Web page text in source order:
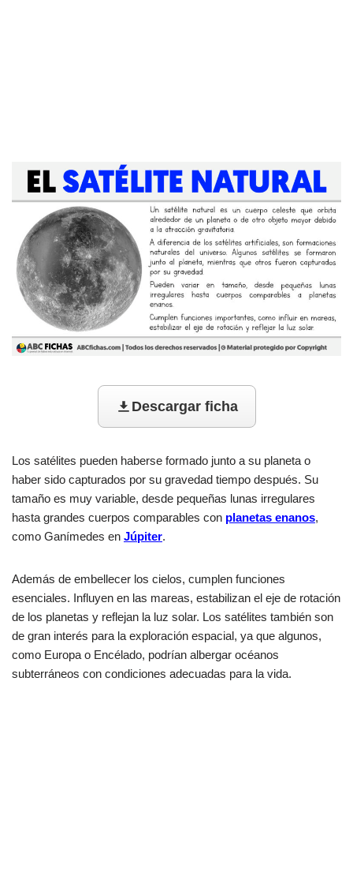
Descargar ficha
Los satélites pueden haberse formado junto a su planeta o
haber sido capturados por su gravedad tiempo después. Su
tamaño es muy variable, desde pequeñas lunas irregulares
hasta grandes cuerpos comparables con planetas enanos,
como Ganímedes en Júpiter.
Además de embellecer los cielos, cumplen funciones
esenciales. Influyen en las mareas, estabilizan el eje de rotación
de los planetas y reflejan la luz solar. Los satélites también son
de gran interés para la exploración espacial, ya que algunos,
como Europa o Encélado, podrían albergar océanos
subterráneos con condiciones adecuadas para la vida.